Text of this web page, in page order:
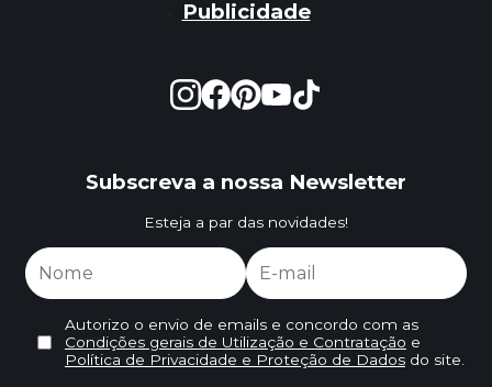
Publicidade
Subscreva a nossa Newsletter
Esteja a par das novidades!
Autorizo o envio de emails e concordo com as
Condições gerais de Utilização e Contratação e
Política de Privacidade e Proteção de Dadosdo site.